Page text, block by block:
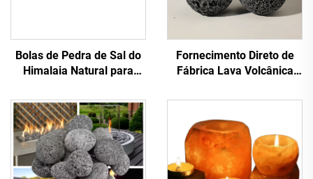
Bolas de Pedra de Sal do
Himalaia Natural para
Fornecimento Direto de
Fábrica Lava Volcânica
Superfície Polida Ar
Fresco Cor
Preta/Vermelha